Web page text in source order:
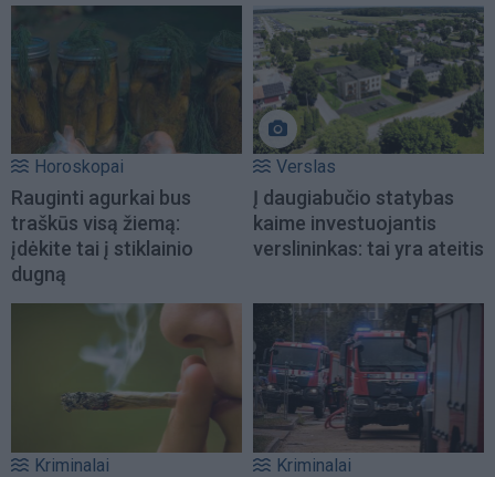
Horoskopai
Rauginti agurkai bus
traškūs visą žiemą:
įdėkite tai į stiklainio
dugną
Verslas
Į daugiabučio statybas
kaime investuojantis
verslininkas: tai yra ateitis
Kriminalai Kriminalai